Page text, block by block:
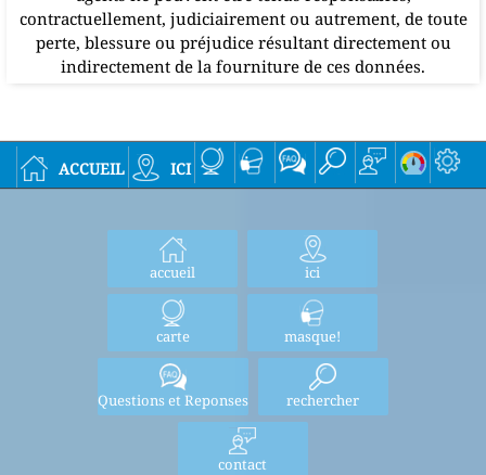
contractuellement, judiciairement ou autrement, de toute
perte, blessure ou préjudice résultant directement ou
indirectement de la fourniture de ces données.
accueil ici
accueil ici
carte masque!
Questions et Reponses rechercher
contact